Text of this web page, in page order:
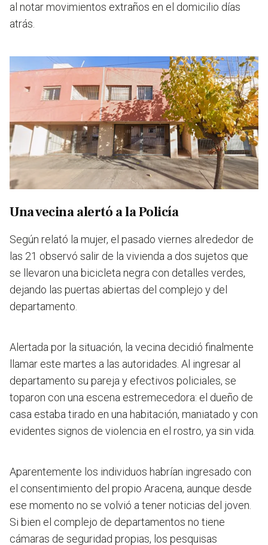
al notar movimientos extraños en el domicilio días
atrás.
Una vecina alertó a la Policía
Según relató la mujer, el pasado viernes alrededor de
las 21 observó salir de la vivienda a dos sujetos que
se llevaron una bicicleta negra con detalles verdes,
dejando las puertas abiertas del complejo y del
departamento.
Alertada por la situación, la vecina decidió finalmente
llamar este martes a las autoridades. Al ingresar al
departamento su pareja y efectivos policiales, se
toparon con una escena estremecedora: el dueño de
casa estaba tirado en una habitación, maniatado y con
evidentes signos de violencia en el rostro, ya sin vida.
Aparentemente los individuos habrían ingresado con
el consentimiento del propio Aracena, aunque desde
ese momento no se volvió a tener noticias del joven.
Si bien el complejo de departamentos no tiene
cámaras de seguridad propias, los pesquisas